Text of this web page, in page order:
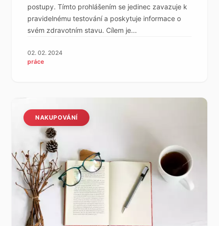
postupy. Tímto prohlášením se jedinec zavazuje k
pravidelnému testování a poskytuje informace o
svém zdravotním stavu. Cílem je...
02. 02. 2024
práce
NAKUPOVÁNÍ